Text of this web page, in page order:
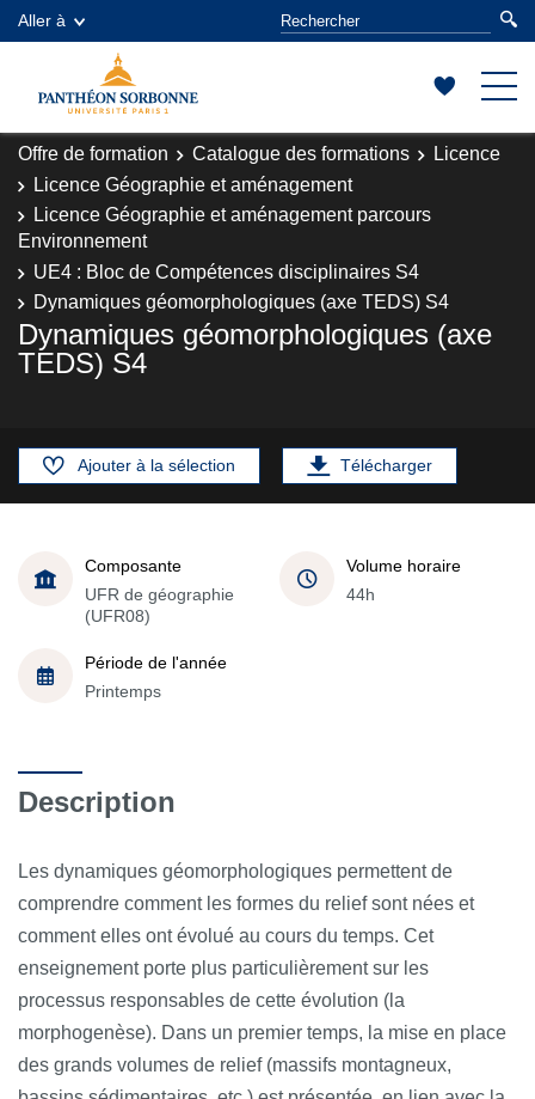
Aller à
Offre de formation Catalogue des formations
Licence
Licence Géographie et aménagement
Licence Géographie et aménagement parcours
Environnement
UE4 : Bloc de Compétences disciplinaires S4
Dynamiques géomorphologiques (axe TEDS) S4
Dynamiques géomorphologiques (axe
TEDS) S4
Ajouter à la sélection Télécharger
Composante
UFR de géographie
(UFR08)
Volume horaire
44h
Période de l'année
Printemps
Description
Les dynamiques géomorphologiques permettent de
comprendre comment les formes du relief sont nées et
comment elles ont évolué au cours du temps. Cet
enseignement porte plus particulièrement sur les
processus responsables de cette évolution (la
morphogenèse). Dans un premier temps, la mise en place
des grands volumes de relief (massifs montagneux,